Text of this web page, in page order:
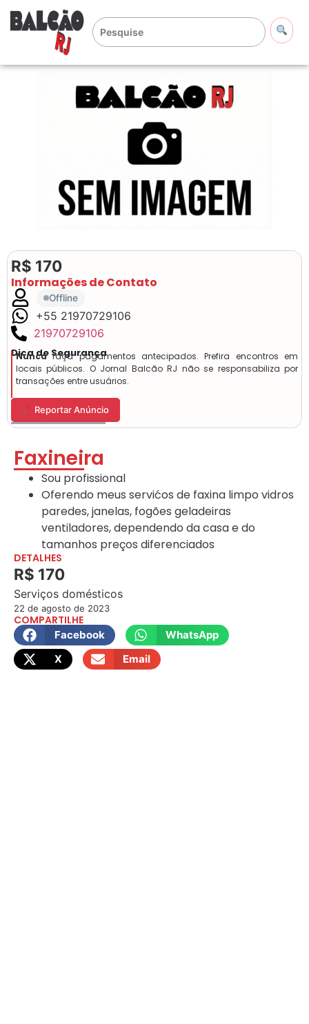
R$ 170
Informações de Contato
Offline
+55 21970729106
21970729106
Dica de Segurança
Nuncafaça pagamentos antecipados. Prefira encontros em
locais públicos. O Jornal Balcão RJ não se responsabiliza por
transações entre usuários.
Reportar Anúncio
Faxineira
Sou profissional
Oferendo meus servićos de faxina limpo vidros
paredes, janelas, fogões geladeiras
ventiladores, dependendo da casa e do
tamanhos preços diferenciados
DETALHES
R$ 170
Serviços domésticos
22 de agosto de 2023
COMPARTILHE
Facebook
WhatsApp
X
Email